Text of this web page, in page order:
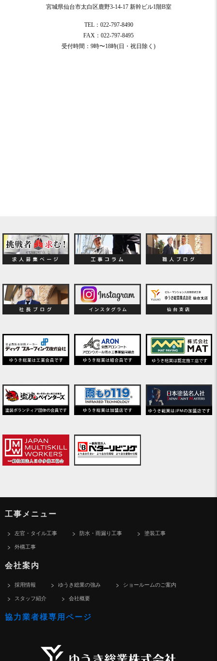
宮城県仙台市太白区鹿野3-14-17 新幹ビル1階B室
TEL：022-797-8490
FAX：022-797-8495
受付時間：9時〜18時(日・祝日除く)
工事メニュー
左官・タイル工事 防水・雨漏り工事 塗装工事
外構工事
会社案内
採用情報 ゆうき総業の強み ショールームのご案内
スタッフ紹介 会社概要
協力業者様専用ページ